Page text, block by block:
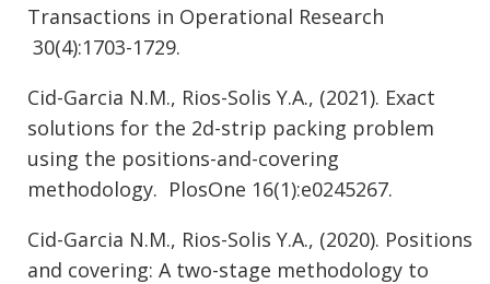
Transactions in Operational Research
30(4):1703-1729.
Cid-Garcia N.M., Rios-Solis Y.A., (2021). Exact
solutions for the 2d-strip packing problem
using the positions-and-covering
methodology. PlosOne 16(1):e0245267.
Cid-Garcia N.M., Rios-Solis Y.A., (2020). Positions
and covering: A two-stage methodology to